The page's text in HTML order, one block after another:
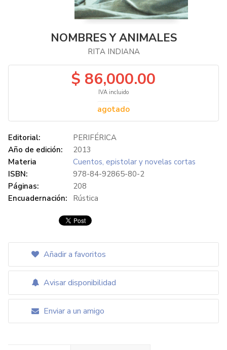
NOMBRES Y ANIMALES
RITA INDIANA
$ 86,000.00
IVA incluido
agotado
Editorial:
PERIFÉRICA
Año de edición:
2013
Materia
Cuentos, epistolar y novelas cortas
ISBN:
978-84-92865-80-2
Páginas:
208
Encuadernación:
Rústica
Añadir a favoritos
Avisar disponibilidad
Enviar a un amigo